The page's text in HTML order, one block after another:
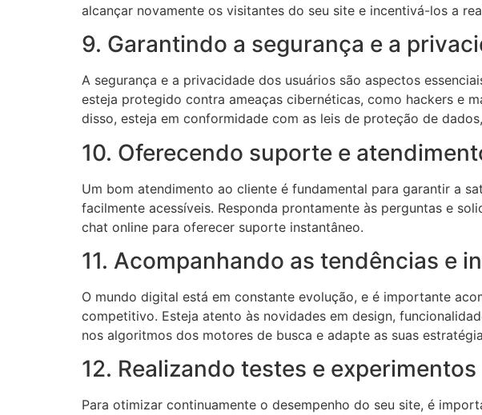
alcançar novamente os visitantes do seu site e incentivá-los a
9. Garantindo a segurança e a
A segurança e a privacidade dos usuários são aspectos
esteja protegido contra ameaças cibernéticas, como hackers e
disso, esteja em conformidade com as leis de proteção de
10. Oferecendo suporte e
Um bom atendimento ao cliente é fundamental para garantir a
facilmente acessíveis. Responda prontamente às perguntas e
chat online para oferecer suporte instantâneo.
11. Acompanhando as tendências e
O mundo digital está em constante evolução, e é importante
competitivo. Esteja atento às novidades em design,
nos algoritmos dos motores de busca e adapte as suas
12. Realizando testes e experimentos
Para otimizar continuamente o desempenho do seu site, é